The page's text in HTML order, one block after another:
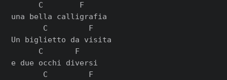
      C        F
una bella calligrafia
       C         F
Un biglietto da visita
      C       F
e due occhi diversi
       C         F